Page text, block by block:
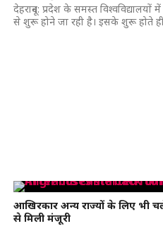
देहरादून: प्रदेश के समस्त
से शुरू होने जा रही है। इसके शुरू होते
आखिरकार अन्य राज्यों के लिए भी
से मिली मंजूरी